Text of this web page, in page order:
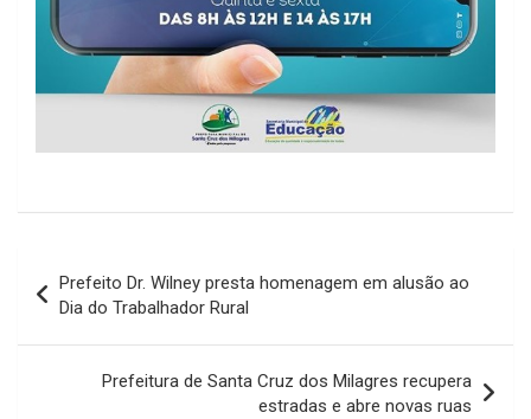
de
Post
Prefeito Dr. Wilney presta homenagem em alusão ao
Dia do Trabalhador Rural
Prefeitura de Santa Cruz dos Milagres recupera
estradas e abre novas ruas